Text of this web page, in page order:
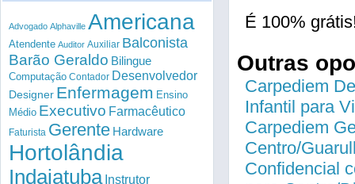
É 100%
Outras
Carpediem
Infantil para
Carpediem
Centro/
Confidencial
Advogado Alphaville Americana
Atendente Auditor Auxiliar Balconista
Barão Geraldo Bilingue
Computação Contador Desenvolvedor
Designer Enfermagem Ensino
Médio Executivo Farmacêutico
Faturista Gerente Hardware
Hortolândia
Indaiatuba Instrutor